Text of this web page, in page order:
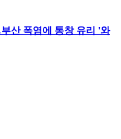
산 폭염에 통창 유리 '와